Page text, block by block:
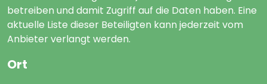
betreiben und damit Zugriff auf die Daten haben. Eine
aktuelle Liste dieser Beteiligten kann jederzeit vom
Anbieter verlangt werden.
Ort